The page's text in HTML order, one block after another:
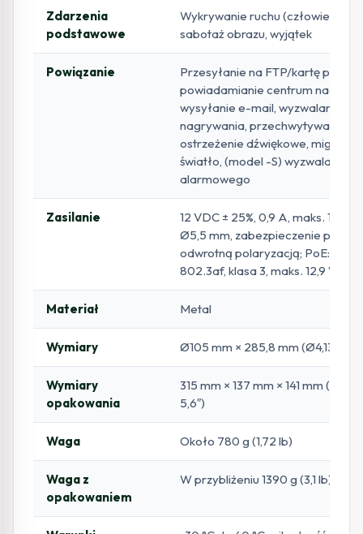
Zdarzenia
podstawowe
Wykrywanie ruchu (człowiek/
sabotaż obrazu, wyjątek
Powiązanie
Przesyłanie na FTP/kartę
powiadamianie centrum nadzoru,
wysyłanie e-mail, wyzwalanie
nagrywania, przechwytywania,
ostrzeżenie dźwiękowe, migające
światło, (model -S) wyzwalanie
alarmowego
Zasilanie
12 VDC ± 25%, 0,9 A, maks. 11 W,
Ø5,5 mm, zabezpieczenie przed
odwrotną polaryzacją; PoE: IEEE
802.3af, klasa 3, maks. 12,9 W
Materiał Metal
Wymiary Ø105 mm × 285,8 mm (Ø4,13″ ×
Wymiary
opakowania
315 mm × 137 mm × 141 mm (12,4″
5,6″)
Waga Około 780 g (1,72 lb)
Waga z
opakowaniem
W przybliżeniu 1390 g (3,1 lb)